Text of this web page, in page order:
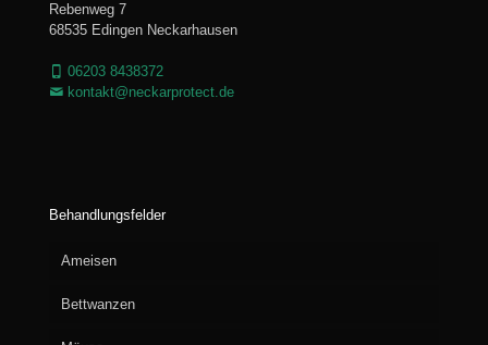
Rebenweg 7
68535 Edingen Neckarhausen
06203 8438372
kontakt@neckarprotect.de
Behandlungsfelder
Ameisen
Bettwanzen